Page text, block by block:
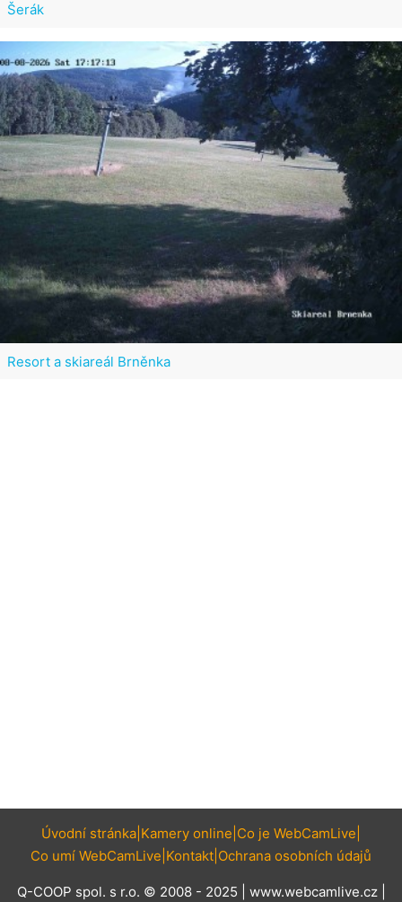
Šerák
Resort a skiareál Brněnka
Úvodní stránka Kamery online Co je WebCamLive
Co umí WebCamLive Kontakt Ochrana osobních údajů
Q-COOP spol. s r.o. © 2008 - 2025 | www.webcamlive.cz|